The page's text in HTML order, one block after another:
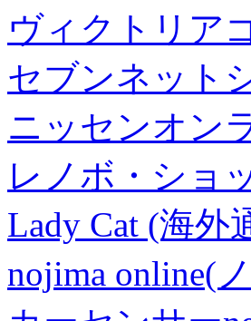
ヴィクトリア
セブンネット
ニッセンオン
レノボ・ショ
Lady Cat (海外
nojima online(